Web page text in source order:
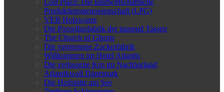
Lost Place: Die landwirtschaftliche
Produktionsgenossenschaft (LPG)
VEB Holzwurm
Die Porzellanfabrik der tausend Tassen
The Church of Ghosts
Die vergessene Zuckerfabrik
Willkommen im Hotel Atlantis
Die verlassene Kro im Nachbarland
Atlantikwall Dänemark
Die Heilstätte am See